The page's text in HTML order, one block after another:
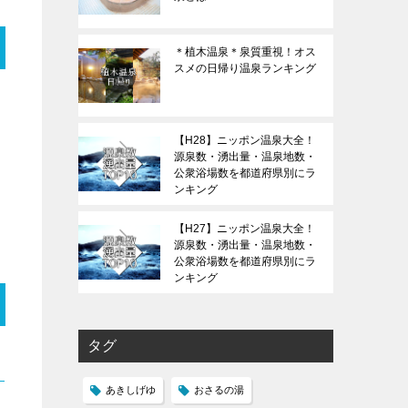
＊植木温泉＊泉質重視！オス
スメの日帰り温泉ランキング
【H28】ニッポン温泉大全！
源泉数・湧出量・温泉地数・
公衆浴場数を都道府県別にラ
ンキング
【H27】ニッポン温泉大全！
源泉数・湧出量・温泉地数・
公衆浴場数を都道府県別にラ
ンキング
タグ
あきしげゆ おさるの湯